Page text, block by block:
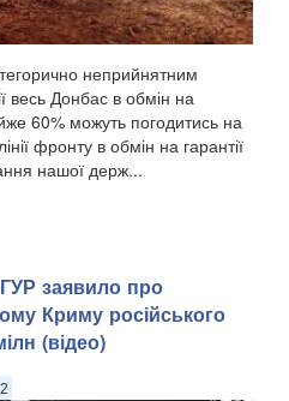
неприйнятним
весь Донбас в обмін на
60% можуть погодитись на
фронту в обмін на гарантії
нашої держ...
заявило про
Криму російського
(відео)